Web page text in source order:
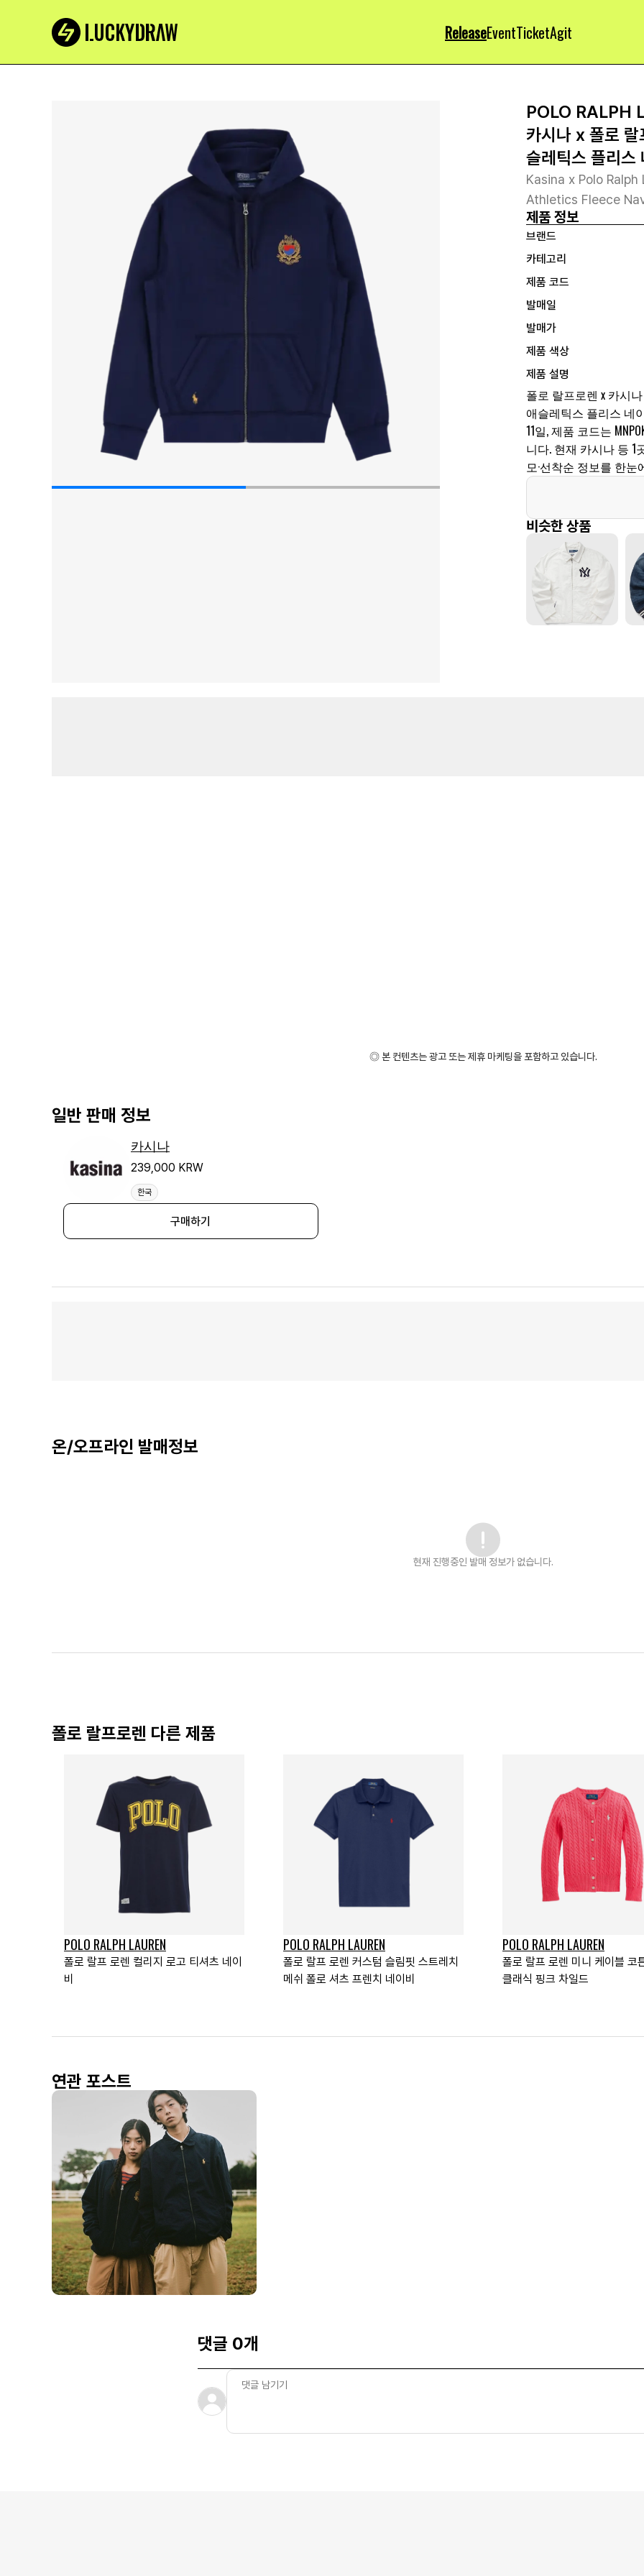
ReleaseEventTicketAgit
POLO RALPH
카시나 x 폴로
슬레틱스 플리스
Kasina x Polo
Athletics Fleece
제품 정보
브랜드
카테고리
제품 코드
발매일
발매가
제품 색상
제품 설명
폴로 랄프로렌 x 카시
애슬레틱스 플리스 네
11일, 제품 코드는
니다. 현재 카시나 등
모·선착순 정보를 한눈
비슷한 상품
◎ 본 컨텐츠는 광고 또는 제휴 마케팅을 포함하고 있습니다.
일반 판매 정보
카시나
239,000 KRW
한국
구매하기
온/오프라인 발매정보
현재 진행중인 발매 정보가 없습니다.
폴로 랄프로렌 다른 제품
POLO RALPH LAUREN
폴로 랄프 로렌 컬리지 로고 티셔츠 네이
비
POLO RALPH LAUREN
폴로 랄프 로렌 커스텀 슬림핏 스트레치
메쉬 폴로 셔츠 프렌치 네이비
POLO RALPH LAUREN
폴로 랄프 로렌 미니 케이블 코
클래식 핑크 차일드
연관 포스트
댓글 0개